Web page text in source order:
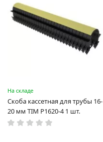
На складе
Скоба кассетная для трубы 16-
20 мм TIM P1620-4 1 шт.